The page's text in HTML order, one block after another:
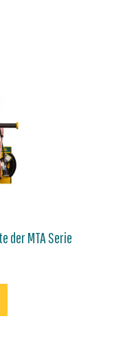
der MTA Serie